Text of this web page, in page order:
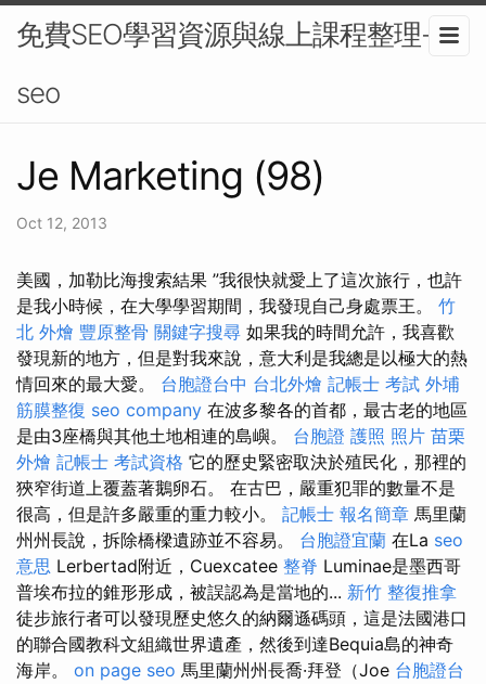
免費SEO學習資源與線上課程整理-
seo
Je Marketing (98)
Oct 12, 2013
美國，加勒比海搜索結果 ”我很快就愛上了這次旅行，也許
是我小時候，在大學學習期間，我發現自己身處票王。 竹
北 外燴 豐原整骨 關鍵字搜尋 如果我的時間允許，我喜歡
發現新的地方，但是對我來說，意大利是我總是以極大的熱
情回來的最大愛。 台胞證台中 台北外燴 記帳士 考試 外埔
筋膜整復 seo company 在波多黎各的首都，最古老的地區
是由3座橋與其他土地相連的島嶼。 台胞證 護照 照片 苗栗
外燴 記帳士 考試資格 它的歷史緊密取決於殖民化，那裡的
狹窄街道上覆蓋著鵝卵石。 在古巴，嚴重犯罪的數量不是
很高，但是許多嚴重的重力較小。 記帳士 報名簡章 馬里蘭
州州長說，拆除橋樑遺跡並不容易。 台胞證宜蘭 在La seo
意思 Lerbertad附近，Cuexcatee 整脊 Luminae是墨西哥
普埃布拉的錐形形成，被誤認為是當地的... 新竹 整復推拿
徒步旅行者可以發現歷史悠久的納爾遜碼頭，這是法國港口
的聯合國教科文組織世界遺產，然後到達Bequia島的神奇
海岸。 on page seo 馬里蘭州州長喬·拜登（Joe 台胞證台